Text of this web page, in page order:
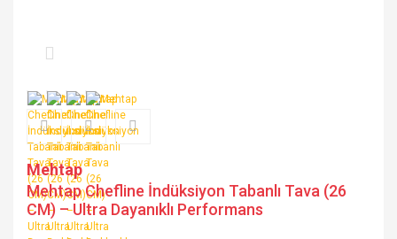
Mehtap
Mehtap Chefline İndüksiyon Tabanlı Tava (26
CM) – Ultra Dayanıklı Performans